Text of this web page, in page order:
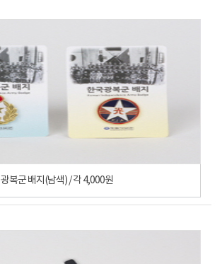
광복군 배지(남색) / 각 4,000원